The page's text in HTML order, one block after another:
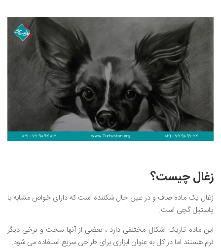
زغال چیست؟
زغال یک ماده صاف و در عین حال شکننده است که دارای خواص مشابه با
پاستیل گچی است.
این ماده تاریک اشکال مختلفی دارد ، بعضی از آنها سخت و برخی دیگر
نرم هستند اما در کل به عنوان ابزاری برای طراحی سریع استفاده می شود.